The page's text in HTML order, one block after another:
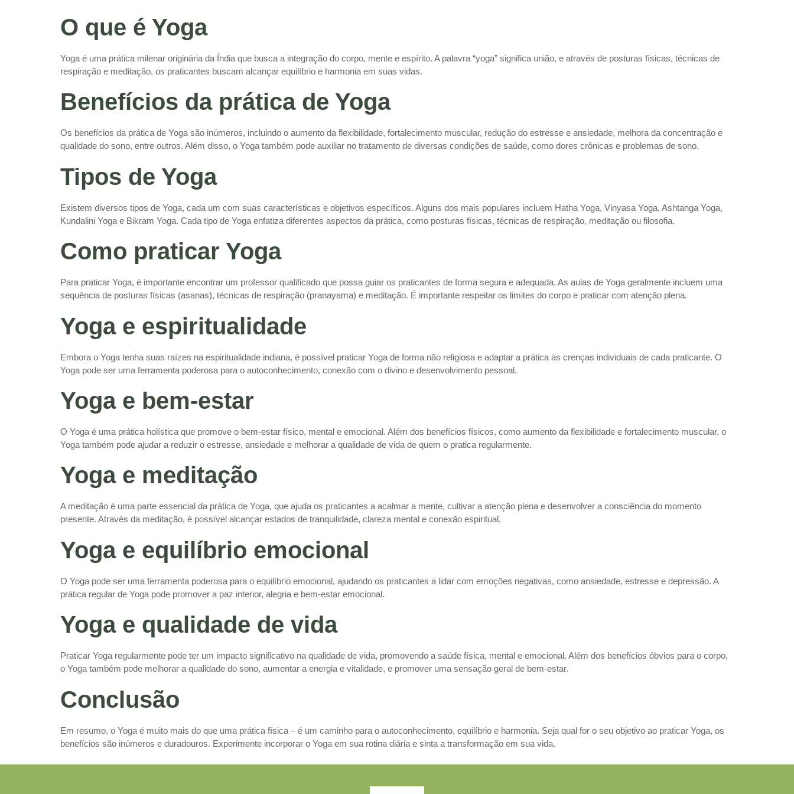
O que é Yoga
Yoga é uma prática milenar originária da Índia que busca a integração do corpo, mente e espírito. A palavra “yoga” significa união, e através de posturas físicas, técnicas de
respiração e meditação, os praticantes buscam alcançar equilíbrio e harmonia em suas vidas.
Benefícios da prática de Yoga
Os benefícios da prática de Yoga são inúmeros, incluindo o aumento da flexibilidade, fortalecimento muscular, redução do estresse e ansiedade, melhora da concentração e
qualidade do sono, entre outros. Além disso, o Yoga também pode auxiliar no tratamento de diversas condições de saúde, como dores crônicas e problemas de sono.
Tipos de Yoga
Existem diversos tipos de Yoga, cada um com suas características e objetivos específicos. Alguns dos mais populares incluem Hatha Yoga, Vinyasa Yoga, Ashtanga Yoga,
Kundalini Yoga e Bikram Yoga. Cada tipo de Yoga enfatiza diferentes aspectos da prática, como posturas físicas, técnicas de respiração, meditação ou filosofia.
Como praticar Yoga
Para praticar Yoga, é importante encontrar um professor qualificado que possa guiar os praticantes de forma segura e adequada. As aulas de Yoga geralmente incluem uma
sequência de posturas físicas (asanas), técnicas de respiração (pranayama) e meditação. É importante respeitar os limites do corpo e praticar com atenção plena.
Yoga e espiritualidade
Embora o Yoga tenha suas raízes na espiritualidade indiana, é possível praticar Yoga de forma não religiosa e adaptar a prática às crenças individuais de cada praticante. O
Yoga pode ser uma ferramenta poderosa para o autoconhecimento, conexão com o divino e desenvolvimento pessoal.
Yoga e bem-estar
O Yoga é uma prática holística que promove o bem-estar físico, mental e emocional. Além dos benefícios físicos, como aumento da flexibilidade e fortalecimento muscular, o
Yoga também pode ajudar a reduzir o estresse, ansiedade e melhorar a qualidade de vida de quem o pratica regularmente.
Yoga e meditação
A meditação é uma parte essencial da prática de Yoga, que ajuda os praticantes a acalmar a mente, cultivar a atenção plena e desenvolver a consciência do momento
presente. Através da meditação, é possível alcançar estados de tranquilidade, clareza mental e conexão espiritual.
Yoga e equilíbrio emocional
O Yoga pode ser uma ferramenta poderosa para o equilíbrio emocional, ajudando os praticantes a lidar com emoções negativas, como ansiedade, estresse e depressão. A
prática regular de Yoga pode promover a paz interior, alegria e bem-estar emocional.
Yoga e qualidade de vida
Praticar Yoga regularmente pode ter um impacto significativo na qualidade de vida, promovendo a saúde física, mental e emocional. Além dos benefícios óbvios para o corpo,
o Yoga também pode melhorar a qualidade do sono, aumentar a energia e vitalidade, e promover uma sensação geral de bem-estar.
Conclusão
Em resumo, o Yoga é muito mais do que uma prática física – é um caminho para o autoconhecimento, equilíbrio e harmonia. Seja qual for o seu objetivo ao praticar Yoga, os
benefícios são inúmeros e duradouros. Experimente incorporar o Yoga em sua rotina diária e sinta a transformação em sua vida.